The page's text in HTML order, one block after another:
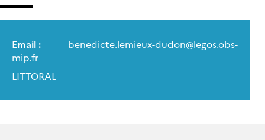
Email : benedicte.lemieux-dudon@legos.obs-
mip.fr
LITTORAL